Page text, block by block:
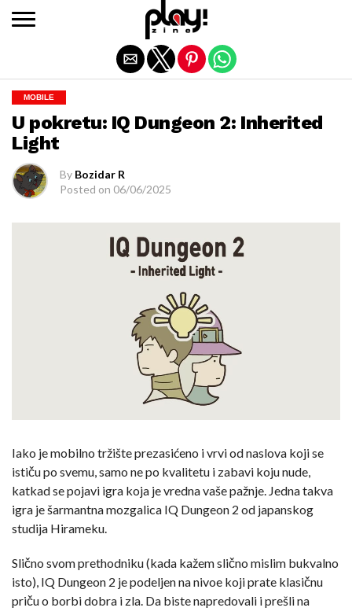
MOBILE
U pokretu: IQ Dungeon 2: Inherited
Light
By Bozidar R
Posted on 06/06/2025
Iako je mobilno tržište prezasićeno i vrvi od naslova koji se
ističu po svemu, samo ne po kvalitetu i zabavi koju nude,
katkad se pojavi igra koja je vredna vaše pažnje. Jedna takva
igra je šarmantna mozgalica IQ Dungeon 2 od japanskog
studija Hirameku.
Slično svom prethodniku (kada kažem slično mislim bukvalno
isto), IQ Dungeon 2 je podeljen na nivoe koji prate klasičnu
priču o borbi dobra i zla. Da biste napredovali i prešli na
Exit mobile version